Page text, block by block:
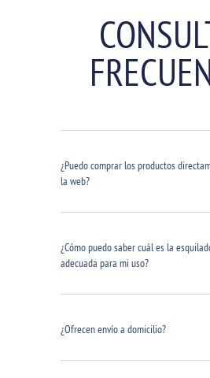
¿Puedo comprar los productos
la web?
¿Cómo puedo saber cuál es la
adecuada para mi uso?
¿Ofrecen envío a domicilio?